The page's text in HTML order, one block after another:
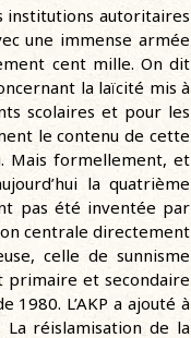
institutions autoritaires
une immense armée
cent mille. On dit
la laïcité mis à
scolaires et pour les
le contenu de cette
Mais formellement, et
la quatrième
pas été inventée par
centrale directement
celle de sunnisme
primaire et secondaire
L’AKP a ajouté à
réislamisation de la